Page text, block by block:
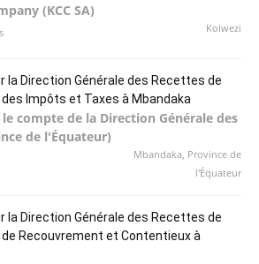
(KCC SA)
Kolwezi
la Direction Générale des Recettes de
des Impôts et Taxes à Mbandaka
le compte de la Direction Générale des
de l'Équateur)
Mbandaka, Province de
l'Équateur
la Direction Générale des Recettes de
de Recouvrement et Contentieux à